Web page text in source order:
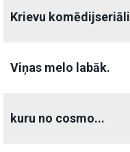
Krievu komēdijseriāli
Viņas melo labāk.
kuru no cosmo...